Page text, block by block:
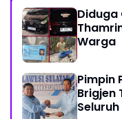
Diduga
Warga
Pimpin
Brigjen